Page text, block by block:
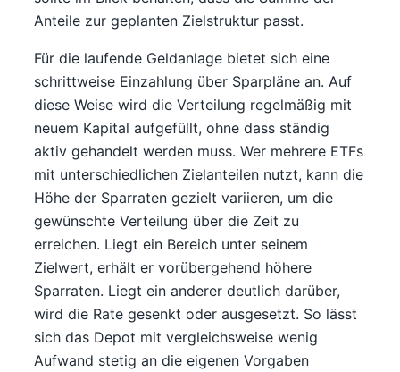
Anteile zur geplanten Zielstruktur passt.
Für die laufende Geldanlage bietet sich eine
schrittweise Einzahlung über Sparpläne an. Auf
diese Weise wird die Verteilung regelmäßig mit
neuem Kapital aufgefüllt, ohne dass ständig
aktiv gehandelt werden muss. Wer mehrere ETFs
mit unterschiedlichen Zielanteilen nutzt, kann die
Höhe der Sparraten gezielt variieren, um die
gewünschte Verteilung über die Zeit zu
erreichen. Liegt ein Bereich unter seinem
Zielwert, erhält er vorübergehend höhere
Sparraten. Liegt ein anderer deutlich darüber,
wird die Rate gesenkt oder ausgesetzt. So lässt
sich das Depot mit vergleichsweise wenig
Aufwand stetig an die eigenen Vorgaben